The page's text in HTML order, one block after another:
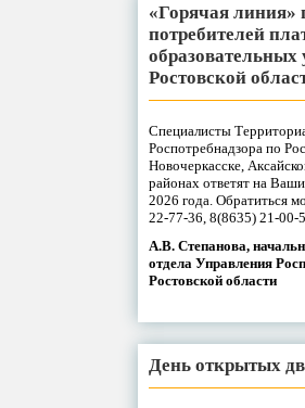
«Горячая линия»
потребителей
образовательных
Ростовской
Специалисты
Роспотребнадзора по
Новочеркасске,
районах ответят на
2026 года. Обратиться
22-77-36, 8(8635) 21-00-
А.В. Степанова,
отдела Управления
Ростовской области
День открытых